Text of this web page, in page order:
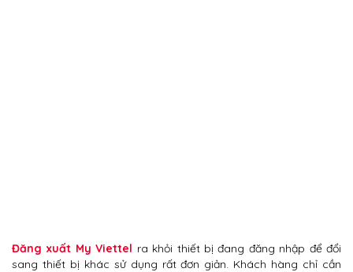
Đăng xuất My Viettel ra khỏi thiết bị đang đăng nhập để đổi
sang thiết bị khác sử dụng rất đơn giản. Khách hàng chỉ cần